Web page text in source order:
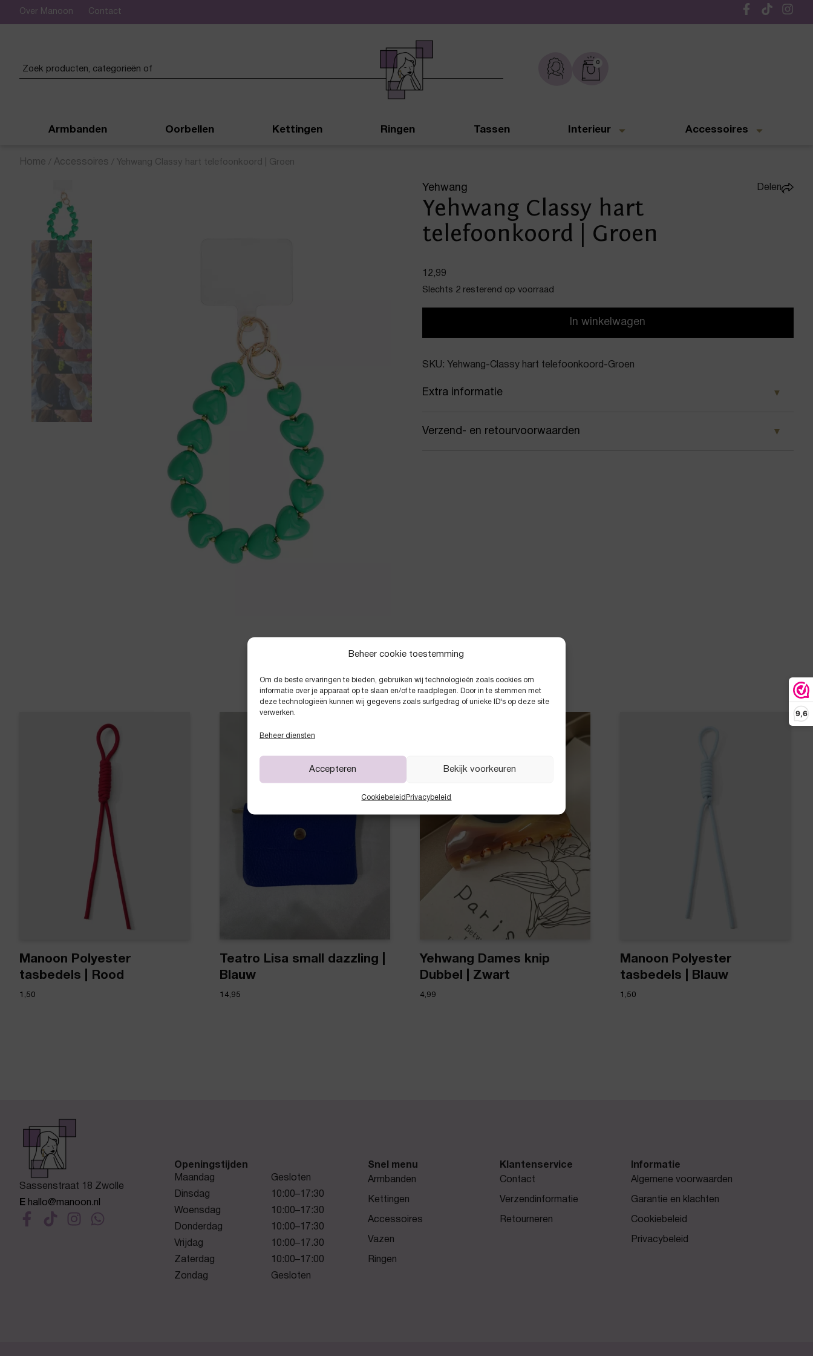
9,6
Beheer cookie toestemming
Om de beste ervaringen te bieden, gebruiken wij technologieën zoals cookies om
informatie over je apparaat op te slaan en/of te raadplegen. Door in te stemmen met
deze technologieën kunnen wij gegevens zoals surfgedrag of unieke ID's op deze site
verwerken.
Beheer diensten
Accepteren Bekijk voorkeuren
Cookiebeleid Privacybeleid
Over Manoon Contact
De leukste sieraden online en in de winkel Gratis verzending vanaf € 50,-
0
Armbanden Oorbellen Kettingen Ringen Tassen Interieur Accessoires
Home / Accessoires / Yehwang Classy hart telefoonkoord | Groen
Yehwang
Yehwang Classy hart
telefoonkoord | Groen
Delen
12,99
Slechts 2 resterend op voorraad
In winkelwagen
SKU: Yehwang-Classy hart telefoonkoord-Groen
Extra informatie
Kleur Groen
Verzend- en retourvoorwaarden
Anderen kochten ook
Manoon Polyester
tasbedels | Rood
1,50
Teatro Lisa small dazzling |
Blauw
14,95
Yehwang Dames knip
Dubbel | Zwart
4,99
Manoon Polyester
tasbedels | Blauw
1,50
Sassenstraat 18 Zwolle
E hallo@manoon.nl
Openingstijden
Maandag
Gesloten
Dinsdag
10:00–17:30
Woensdag
10:00–17:30
Donderdag
10:00–17:30
Vrijdag
10:00–17.30
Zaterdag
10:00–17:00
Zondag
Gesloten
Snel menu
Armbanden
Kettingen
Accessoires
Vazen
Ringen
Klantenservice
Contact
Verzendinformatie
Retourneren
Informatie
Algemene voorwaarden
Garantie en klachten
Cookiebeleid
Privacybeleid